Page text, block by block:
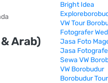
Arab)
Bright Idea
VW Tour
Fotografer
Jasa Foto
Jasa
Sewa VW
VW Borobudur
Borobudur